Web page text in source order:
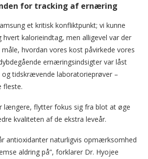
for tracking af ernæring
et kritisk konfliktpunkt; vi kunne
kalorieindtag, men alligevel var der
hvordan vores kost påvirkede vores
ernæringsindsigter var låst
og tidskrævende laboratorieprøver –
fleste.
længere, flytter fokus sig fra blot at øge
kvaliteten af de ekstra leveår.
antioxidanter naturligvis opmærksomhed
aldring på”, forklarer Dr. Hyojee